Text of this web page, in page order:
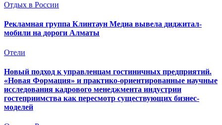
Отдых в России
Рекламная группа Клинтаун Медиа вывела диджитал-
мобили на дороги Алматы
Отели
Новый подход к управленцам гостиничных предприятий.
«Новая Формация» и практико-ориентированные научные
исследования кадрового менеджмента индустрии
гостеприимства как пересмотр существующих бизнес-
моделей